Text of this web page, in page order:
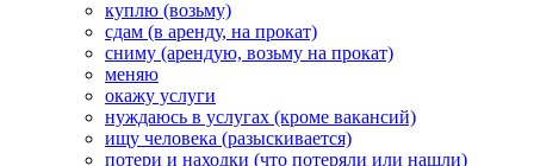
куплю (возьму)
сдам (в аренду, на прокат)
сниму (арендую, возьму на прокат)
меняю
окажу услуги
нуждаюсь в услугах (кроме вакансий)
ищу человека (разыскивается)
потери и находки (что потеряли или нашли)